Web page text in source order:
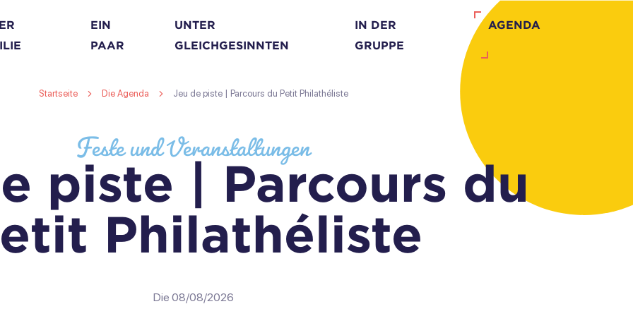
EIN
PAAR
UNTER
GLEICHGESINNTEN
IN DER
GRUPPE
AGENDA
Startseite Die Agenda Jeu de piste | Parcours du Petit Philathéliste
Feste und Veranstaltungen
piste | Parcours du
Philathéliste
Die 08/08/2026